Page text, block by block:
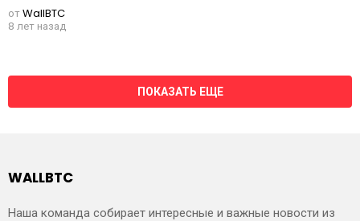
отWallBTC
8 лет назад
ПОКАЗАТЬ ЕЩЕ
WALLBTC
Наша команда собирает интересные и важные новости из